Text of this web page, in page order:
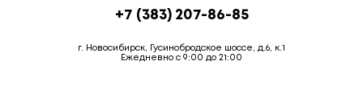
+7 (383) 207-86-85
г. Новосибирск, Гусинобродское шоссе, д.6, к.1
Ежедневно с 9:00 до 21:00